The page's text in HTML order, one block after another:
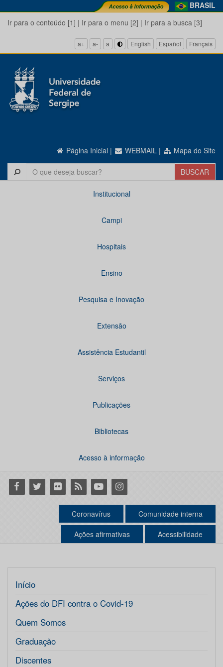
BRASIL
Ir para o conteúdo [1] | Ir para o menu [2] | Ir para a busca [3]
a+ a- a English Español Français
Página Inicial | WEBMAIL | Mapa do Site
Institucional
Campi
Hospitais
Ensino
Pesquisa e Inovação
Extensão
Assistência Estudantil
Serviços
Publicações
Bibliotecas
Acesso à informação
Facebook
Twitter Flickr RSS YoutubeInstagram
Coronavírus Comunidade interna
Ações afirmativas Acessibilidade
Início
Ações do DFI contra o Covid-19
Quem Somos
Graduação
Discentes